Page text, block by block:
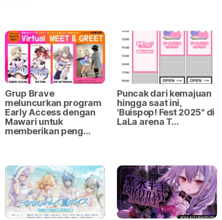
Grup Brave
meluncurkan program
Early Access dengan
Mawari untuk
memberikan peng…
Puncak dari kemajuan
hingga saat ini,
'Buispop! Fest 2025" di
LaLa arena T…